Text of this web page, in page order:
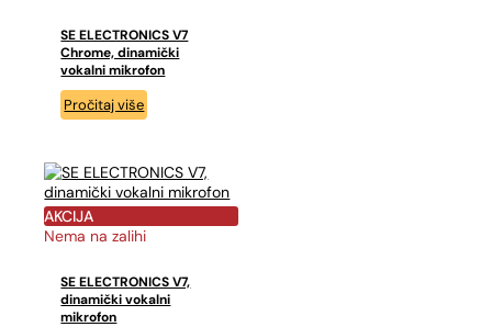
SE ELECTRONICS V7
Chrome, dinamički
vokalni mikrofon
Pročitaj više
AKCIJA
Nema na zalihi
SE ELECTRONICS V7,
dinamički vokalni
mikrofon